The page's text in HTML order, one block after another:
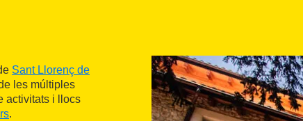
Sant Llorenç de
les múltiples
activitats i llocs
.